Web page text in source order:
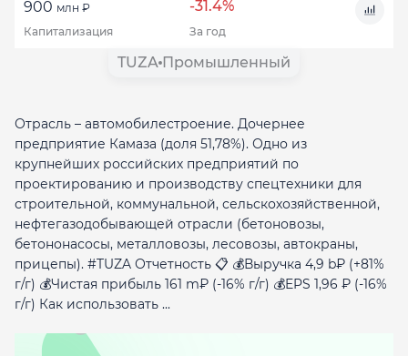
900 млн ₽ -31.4%
Капитализация За год
TUZA Промышленный
Отрасль – автомобилестроение. Дочернее
предприятие Камаза (доля 51,78%). Одно из
крупнейших российских предприятий по
проектированию и производству спецтехники для
строительной, коммунальной, сельскохозяйственной,
нефтегазодобывающей отрасли (бетоновозы,
бетононасосы, металловозы, лесовозы, автокраны,
прицепы). #TUZA Отчетность 📋 💰Выручка 4,9 b₽ (+81%
г/г) 💰Чистая прибыль 161 m₽ (-16% г/г) 💰EPS 1,96 ₽ (-16%
г/г) Как использовать ...